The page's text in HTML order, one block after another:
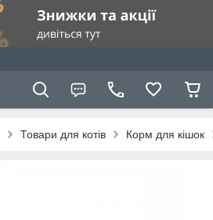
Товари для котів Корм для кішок